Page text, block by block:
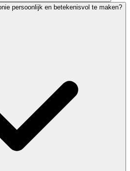
persoonlijk en betekenisvol te maken?